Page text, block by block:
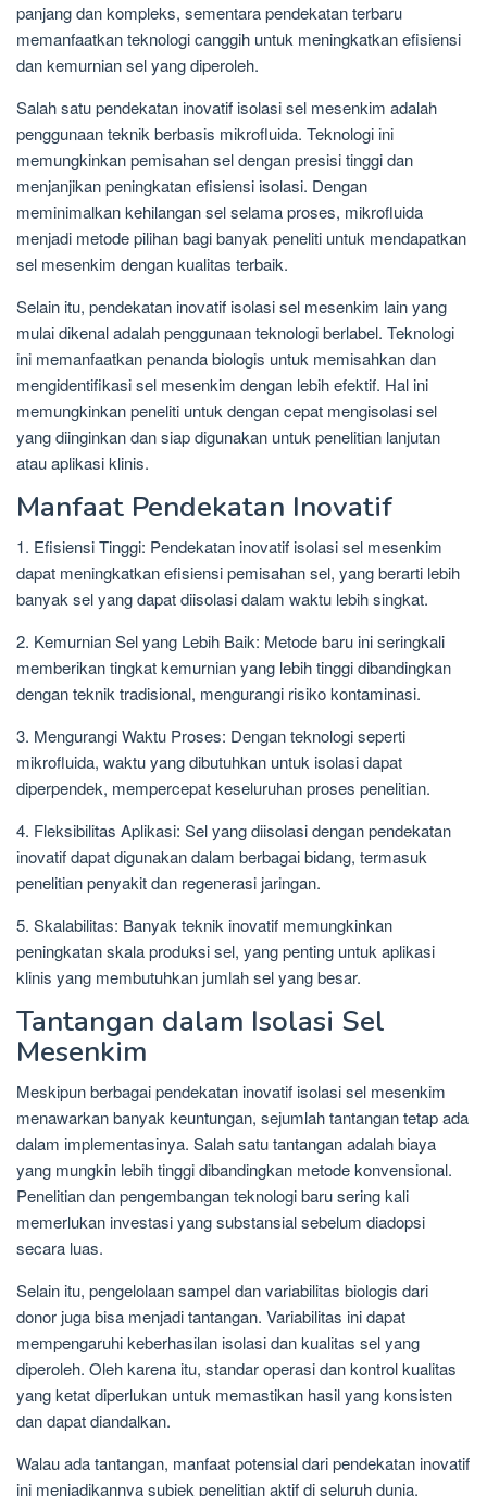
panjang dan kompleks, sementara pendekatan terbaru
memanfaatkan teknologi canggih untuk meningkatkan efisiensi
dan kemurnian sel yang diperoleh.
Salah satu pendekatan inovatif isolasi sel mesenkim adalah
penggunaan teknik berbasis mikrofluida. Teknologi ini
memungkinkan pemisahan sel dengan presisi tinggi dan
menjanjikan peningkatan efisiensi isolasi. Dengan
meminimalkan kehilangan sel selama proses, mikrofluida
menjadi metode pilihan bagi banyak peneliti untuk mendapatkan
sel mesenkim dengan kualitas terbaik.
Selain itu, pendekatan inovatif isolasi sel mesenkim lain yang
mulai dikenal adalah penggunaan teknologi berlabel. Teknologi
ini memanfaatkan penanda biologis untuk memisahkan dan
mengidentifikasi sel mesenkim dengan lebih efektif. Hal ini
memungkinkan peneliti untuk dengan cepat mengisolasi sel
yang diinginkan dan siap digunakan untuk penelitian lanjutan
atau aplikasi klinis.
Manfaat Pendekatan Inovatif
1. Efisiensi Tinggi: Pendekatan inovatif isolasi sel mesenkim
dapat meningkatkan efisiensi pemisahan sel, yang berarti lebih
banyak sel yang dapat diisolasi dalam waktu lebih singkat.
2. Kemurnian Sel yang Lebih Baik: Metode baru ini seringkali
memberikan tingkat kemurnian yang lebih tinggi dibandingkan
dengan teknik tradisional, mengurangi risiko kontaminasi.
3. Mengurangi Waktu Proses: Dengan teknologi seperti
mikrofluida, waktu yang dibutuhkan untuk isolasi dapat
diperpendek, mempercepat keseluruhan proses penelitian.
4. Fleksibilitas Aplikasi: Sel yang diisolasi dengan pendekatan
inovatif dapat digunakan dalam berbagai bidang, termasuk
penelitian penyakit dan regenerasi jaringan.
5. Skalabilitas: Banyak teknik inovatif memungkinkan
peningkatan skala produksi sel, yang penting untuk aplikasi
klinis yang membutuhkan jumlah sel yang besar.
Tantangan dalam Isolasi Sel
Mesenkim
Meskipun berbagai pendekatan inovatif isolasi sel mesenkim
menawarkan banyak keuntungan, sejumlah tantangan tetap ada
dalam implementasinya. Salah satu tantangan adalah biaya
yang mungkin lebih tinggi dibandingkan metode konvensional.
Penelitian dan pengembangan teknologi baru sering kali
memerlukan investasi yang substansial sebelum diadopsi
secara luas.
Selain itu, pengelolaan sampel dan variabilitas biologis dari
donor juga bisa menjadi tantangan. Variabilitas ini dapat
mempengaruhi keberhasilan isolasi dan kualitas sel yang
diperoleh. Oleh karena itu, standar operasi dan kontrol kualitas
yang ketat diperlukan untuk memastikan hasil yang konsisten
dan dapat diandalkan.
Walau ada tantangan, manfaat potensial dari pendekatan inovatif
ini menjadikannya subjek penelitian aktif di seluruh dunia.